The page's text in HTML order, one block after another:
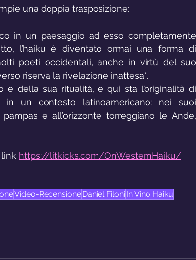
una doppia trasposizione:
in un paesaggio ad esso completamente
l’haiku è diventato ormai una forma di
poeti occidentali, anche in virtù del suo
riserva la rivelazione inattesa*.
e della sua ritualità, e qui sta l’originalità di
un contesto latinoamericano: nei suoi
e all’orizzonte torreggiano le Ande,
https://litkicks.com/OnWesternHaiku/
Video-RecensioneDaniel FiloniIn Vino Haiku